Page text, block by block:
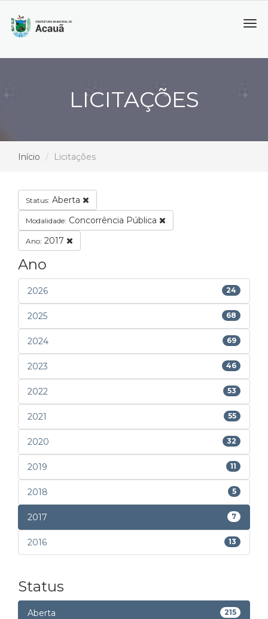
LICITAÇÕES
Início Licitações
Status: Aberta
Modalidade: Concorrência Pública
Ano: 2017
Ano
2026 24
2025 68
2024 69
2023 46
2022 53
2021 55
2020 32
2019 11
2018 5
2017 7
2016 13
Status
Aberta 215